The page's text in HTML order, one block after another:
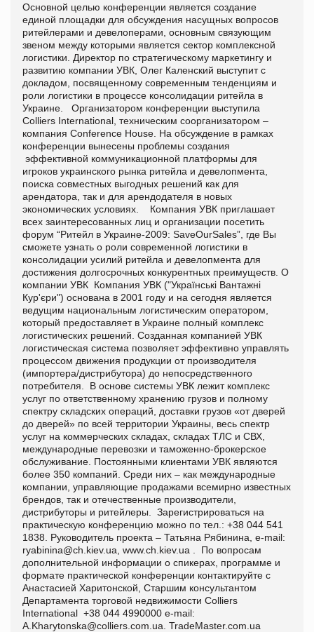
Основной целью конференции является создание
единой площадки для обсуждения насущных вопросов
ритейлерами и девелоперами, основным связующим
звеном между которыми является сектор комплексной
логистики. Директор по стратегическому маркетингу и
развитию компании УВК, Олег Каленский выступит с
докладом, посвященному современным тенденциям и
роли логистики в процессе консолидации ритейла в
Украине. Организатором конференции выступила
Colliers International, техническим соорганизатором –
компания Conference House. На обсуждение в рамках
конференции вынесены проблемы создания
эффективной коммуникационной платформы для
игроков украинского рынка ритейла и девелопмента,
поиска совместных выгодных решений как для
арендатора, так и для арендодателя в новых
экономических условиях. Компания УВК приглашает
всех заинтересованных лиц и организации посетить
форум “Ритейл в Украине-2009: SaveOurSales”, где Вы
сможете узнать о роли современной логистики в
консолидации усилий ритейла и девелопмента для
достижения долгосрочных конкурентных преимуществ. О
компании УВК Компания УВК ("Українські Вантажні
Кур'єри") основана в 2001 году и на сегодня является
ведущим национальным логистическим оператором,
который предоставляет в Украине полный комплекс
логистических решений. Созданная компанией УВК
логистическая система позволяет эффективно управлять
процессом движения продукции от производителя
(импортера/дистрибутора) до непосредственного
потребителя. В основе системы УВК лежит комплекс
услуг по ответственному хранению грузов и полному
спектру складских операций, доставки грузов «от дверей
до дверей» по всей территории Украины, весь спектр
услуг на коммерческих складах, складах ТЛС и СВХ,
международные перевозки и таможенно-брокерское
обслуживание. Постоянными клиентами УВК являются
более 350 компаний. Среди них – как международные
компании, управляющие продажами всемирно известных
брендов, так и отечественные производители,
дистрибуторы и ритейлеры. Зарегистрироваться на
практическую конференцию можно по тел.: +38 044 541
1838. Руководитель проекта – Татьяна Рябинина, e-mail:
ryabinina@ch.kiev.ua, www.ch.kiev.ua . По вопросам
дополнительной информации о спикерах, программе и
формате практической конференции контактируйте с
Анастасией Харитонской, Старшим консультантом
Департамента торговой недвижимости Colliers
International +38 044 4990000 e-mail:
A.Kharytonska@colliers.com.ua. TradeMaster.com.ua